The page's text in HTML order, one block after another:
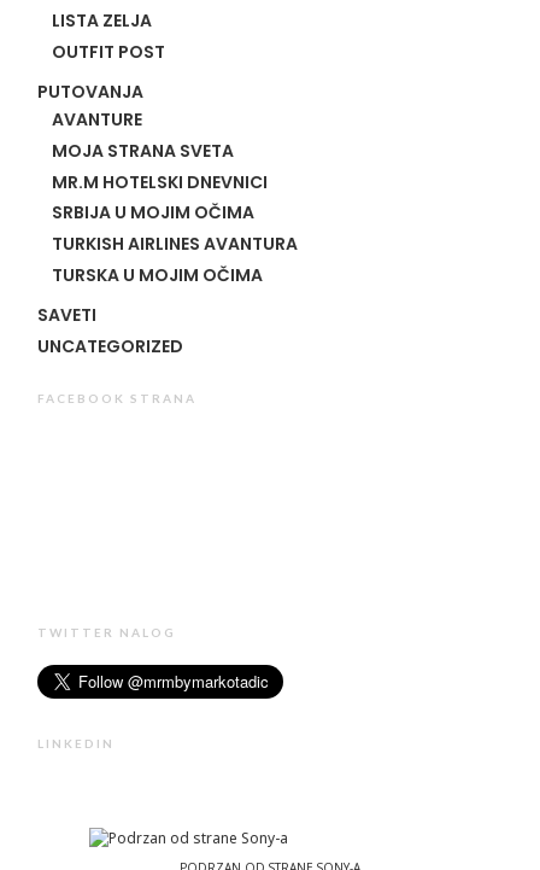
LISTA ZELJA
OUTFIT POST
PUTOVANJA
AVANTURE
MOJA STRANA SVETA
MR.M HOTELSKI DNEVNICI
SRBIJA U MOJIM OČIMA
TURKISH AIRLINES AVANTURA
TURSKA U MOJIM OČIMA
SAVETI
UNCATEGORIZED
FACEBOOK STRANA
TWITTER NALOG
LINKEDIN